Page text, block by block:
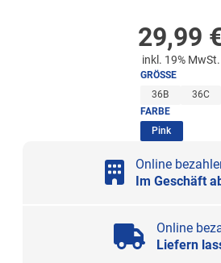
29,99
inkl. 19% MwSt.
GRÖSSE
36B
36C
FARBE
Pink
Online
Im Geschäft
Online
Liefern